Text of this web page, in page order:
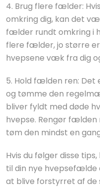
4. Brug flere fælder:
omkring dig, kan det
fælder rundt omkring i
flere fælder, jo større
hvepsene væk fra dig
5. Hold fælden ren:
og tømme den
bliver fyldt med døde
hvepse. Rengør
tøm den mindst en
Hvis du følger disse
til din nye hvepsefælde
at blive forstyrret af de